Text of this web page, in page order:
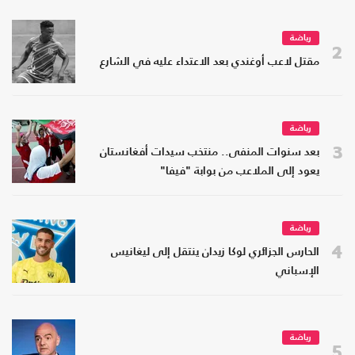
2
رياضة
مقتل لاعب أوغندي بعد الاعتداء عليه في الشارع
3
رياضة
بعد سنوات المنفى.. منتخب سيدات أفغانستان
يعود إلى الملاعب من بوابة "فيفا"
4
رياضة
الحارس الجزائري لوكا زيدان ينتقل إلى ليغانيس
الإسباني
رياضة